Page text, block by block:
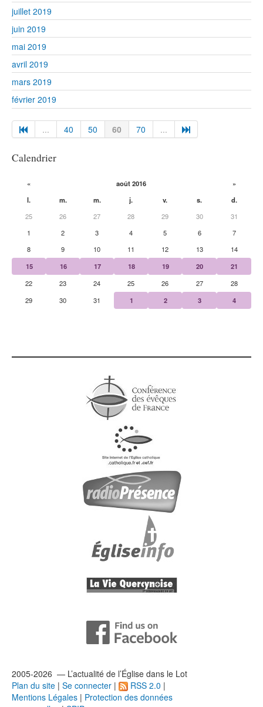
juillet 2019
juin 2019
mai 2019
avril 2019
mars 2019
février 2019
... 40 50 60 70 ...
Calendrier
« août 2016
»
l.
m. m. j. v. s.
d.
25
26 27 28 29 30
31
1
2 3 4 5 6
7
8
9 10 11 12 13
14
15
16 17 18 19 20
21
22
23 24 25 26 27
28
29
30 31 1 2 3 4
2005-2026 — L’actualité de l’Église dans le Lot
Plan du site | Se connecter | RSS 2.0 |
Mentions Légales | Protection des données